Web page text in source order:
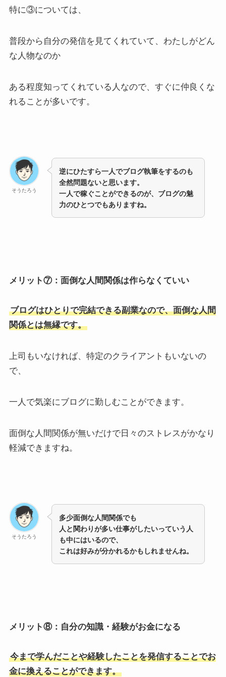
特に③については、
普段から自分の発信を見てくれていて、わたしがどん
な人物なのか
ある程度知ってくれている人なので、すぐに仲良くな
れることが多いです。
そうたろう
逆にひたすら一人でブログ執筆をするのも
全然問題ないと思います。
一人で稼ぐことができるのが、ブログの魅
力のひとつでもありますね。
メリット⑦：面倒な人間関係は作らなくていい
ブログはひとりで完結できる副業なので、面倒な人間
関係とは無縁です。
上司もいなければ、特定のクライアントもいないの
で、
一人で気楽にブログに勤しむことができます。
面倒な人間関係が無いだけで日々のストレスがかなり
軽減できますね。
そうたろう
多少面倒な人間関係でも
人と関わりが多い仕事がしたいっていう人
も中にはいるので、
これは好みが分かれるかもしれませんね。
メリット⑧：自分の知識・経験がお金になる
今まで学んだことや経験したことを発信することでお
金に換えることができます。